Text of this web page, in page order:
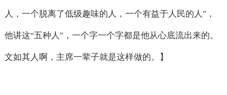
人，一个脱离了低级趣味的人，一个有益于人民的人”，
他讲这“五种人”，一个字一个字都是他从心底流出来的。
文如其人啊，主席一辈子就是这样做的。】